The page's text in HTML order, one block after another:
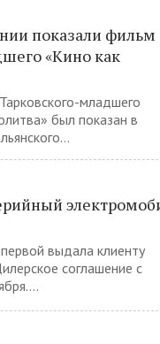
показали фильм
«Кино как
младшего
был показан в
выдала клиенту
соглашение с